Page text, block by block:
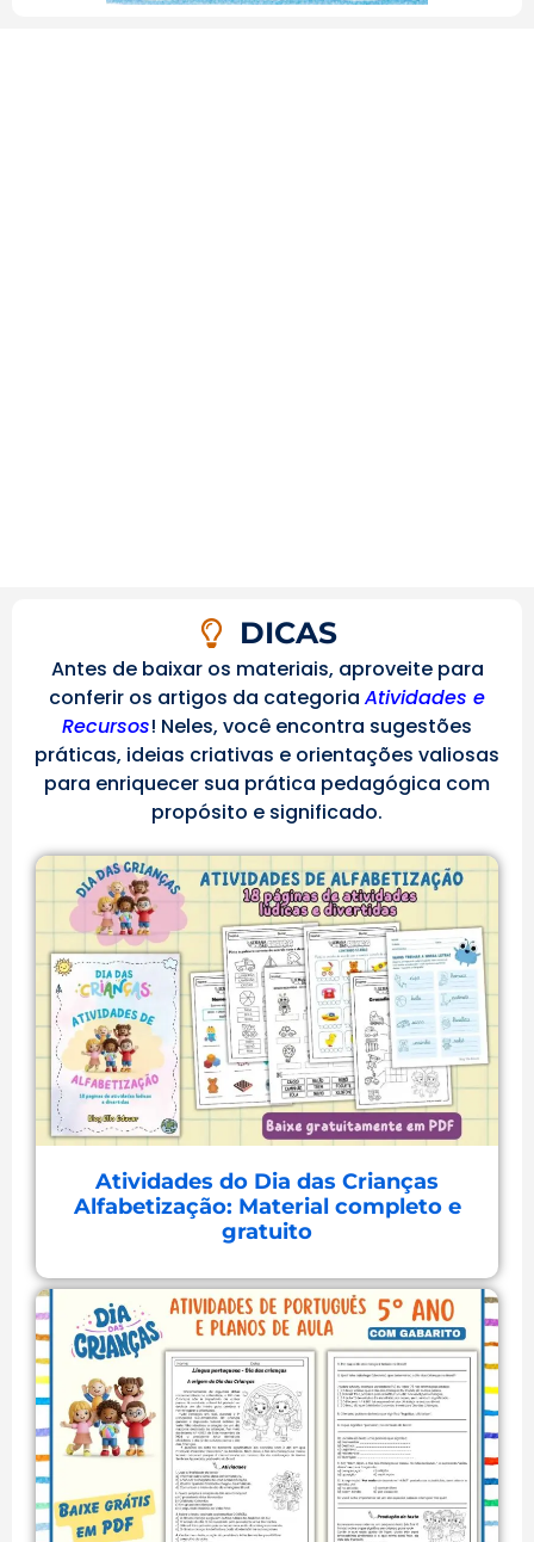
DICAS
Antes de baixar os materiais, aproveite para
conferir os artigos da categoria Atividades e
Recursos! Neles, você encontra sugestões
práticas, ideias criativas e orientações valiosas
para enriquecer sua prática pedagógica com
propósito e significado.
Atividades do Dia das Crianças
Alfabetização: Material completo e
gratuito